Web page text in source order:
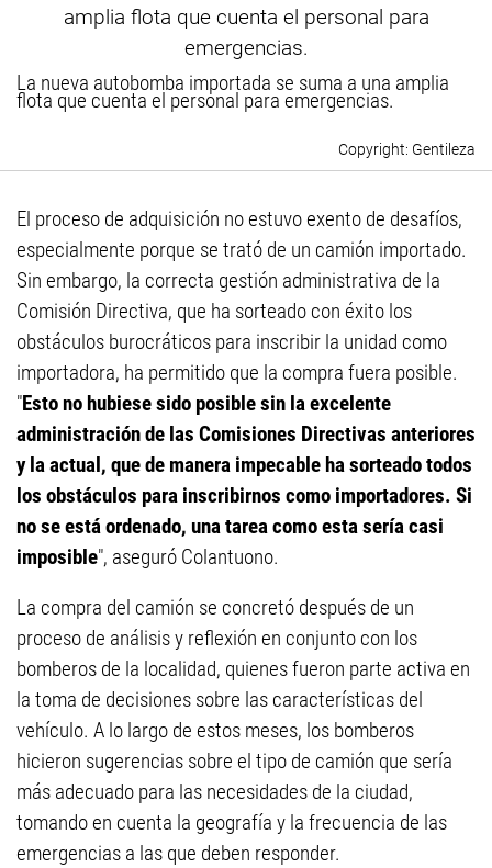
La nueva autobomba importada se suma a una amplia
flota que cuenta el personal para emergencias.
Gentileza
El proceso de adquisición no estuvo exento de desafíos,
especialmente porque se trató de un camión importado.
Sin embargo, la correcta gestión administrativa de la
Comisión Directiva, que ha sorteado con éxito los
obstáculos burocráticos para inscribir la unidad como
importadora, ha permitido que la compra fuera posible.
"Esto no hubiese sido posible sin la excelente
administración de las Comisiones Directivas anteriores
y la actual, que de manera impecable ha sorteado todos
los obstáculos para inscribirnos como importadores. Si
no se está ordenado, una tarea como esta sería casi
imposible", aseguró Colantuono.
La compra del camión se concretó después de un
proceso de análisis y reflexión en conjunto con los
bomberos de la localidad, quienes fueron parte activa en
la toma de decisiones sobre las características del
vehículo. A lo largo de estos meses, los bomberos
hicieron sugerencias sobre el tipo de camión que sería
más adecuado para las necesidades de la ciudad,
tomando en cuenta la geografía y la frecuencia de las
emergencias a las que deben responder.